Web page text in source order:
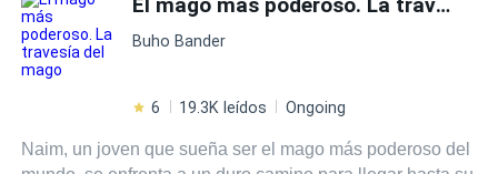
Buho Bander
6 19.3K leídos Ongoing
Naim, un joven que sueña ser el mago más poderoso del